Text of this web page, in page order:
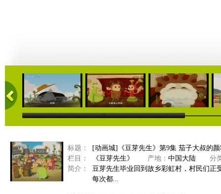
10:12 09:50 11:03
标题：
[动画城]《豆芽先生》第9集 茄子大叔的
栏目：
《豆芽先生》 产地： 中国大陆 分
简介：
豆芽先生毕业回到故乡彩虹村，村民们正
每次都...